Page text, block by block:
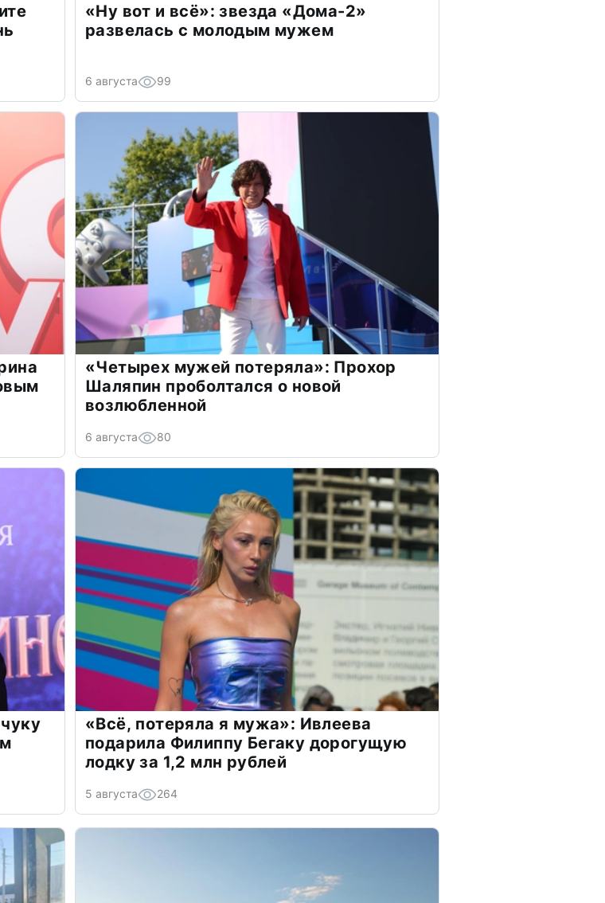
«Ну вот и всё»: звезда «Дома-2»
развелась с молодым мужем
6 августа 99
«Четырех мужей потеряла»: Прохор
Шаляпин проболтался о новой
возлюбленной
6 августа 80
«Всё, потеряла я мужа»: Ивлеева
подарила Филиппу Бегаку дорогущую
лодку за 1,2 млн рублей
5 августа 264